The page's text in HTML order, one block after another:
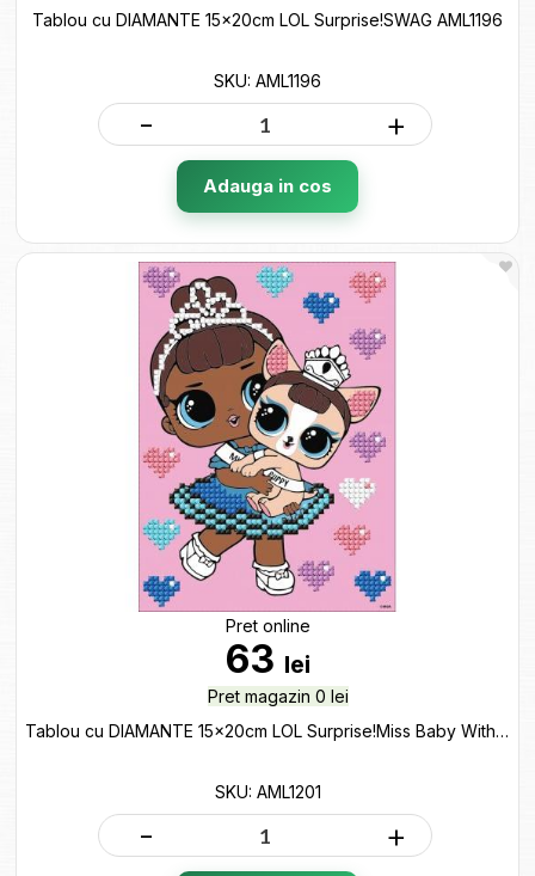
Tablou cu DIAMANTE 15x20cm LOL Surprise!SWAG AML1196
SKU: AML1196
- +
Adauga in cos
Pret online
63 lei
Pret magazin 0 lei
Tablou cu DIAMANTE 15x20cm LOL Surprise!Miss Baby With Miss Puppy AML1201
SKU: AML1201
- +